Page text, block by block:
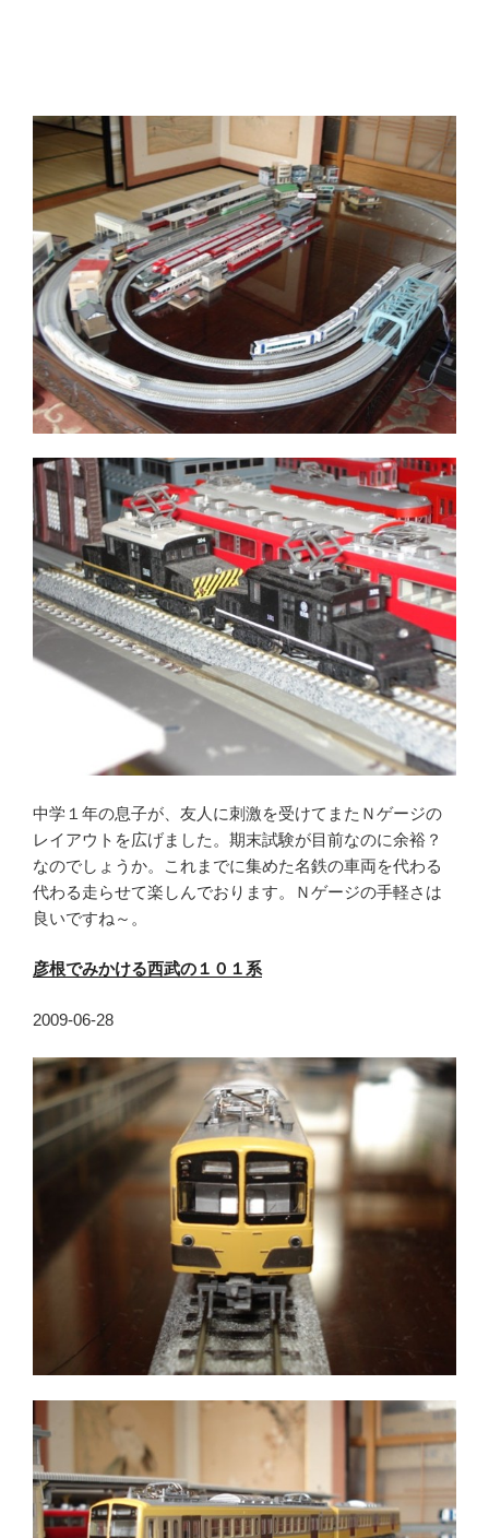
中学１年の息子が、友人に刺激を受けてまたＮゲージの
レイアウトを広げました。期末試験が目前なのに余裕？
なのでしょうか。これまでに集めた名鉄の車両を代わる
代わる走らせて楽しんでおります。Ｎゲージの手軽さは
良いですね～。
彦根でみかける西武の１０１系
2009-06-28